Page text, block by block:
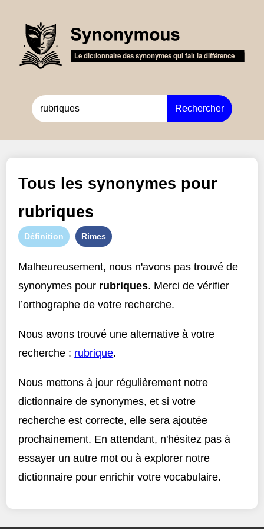
Rechercher
Tous les synonymes pour
rubriques
Définition Rimes
Malheureusement, nous n'avons pas trouvé de
synonymes pour rubriques. Merci de vérifier
l’orthographe de votre recherche.
Nous avons trouvé une alternative à votre
recherche : rubrique.
Nous mettons à jour régulièrement notre
dictionnaire de synonymes, et si votre
recherche est correcte, elle sera ajoutée
prochainement. En attendant, n'hésitez pas à
essayer un autre mot ou à explorer notre
dictionnaire pour enrichir votre vocabulaire.